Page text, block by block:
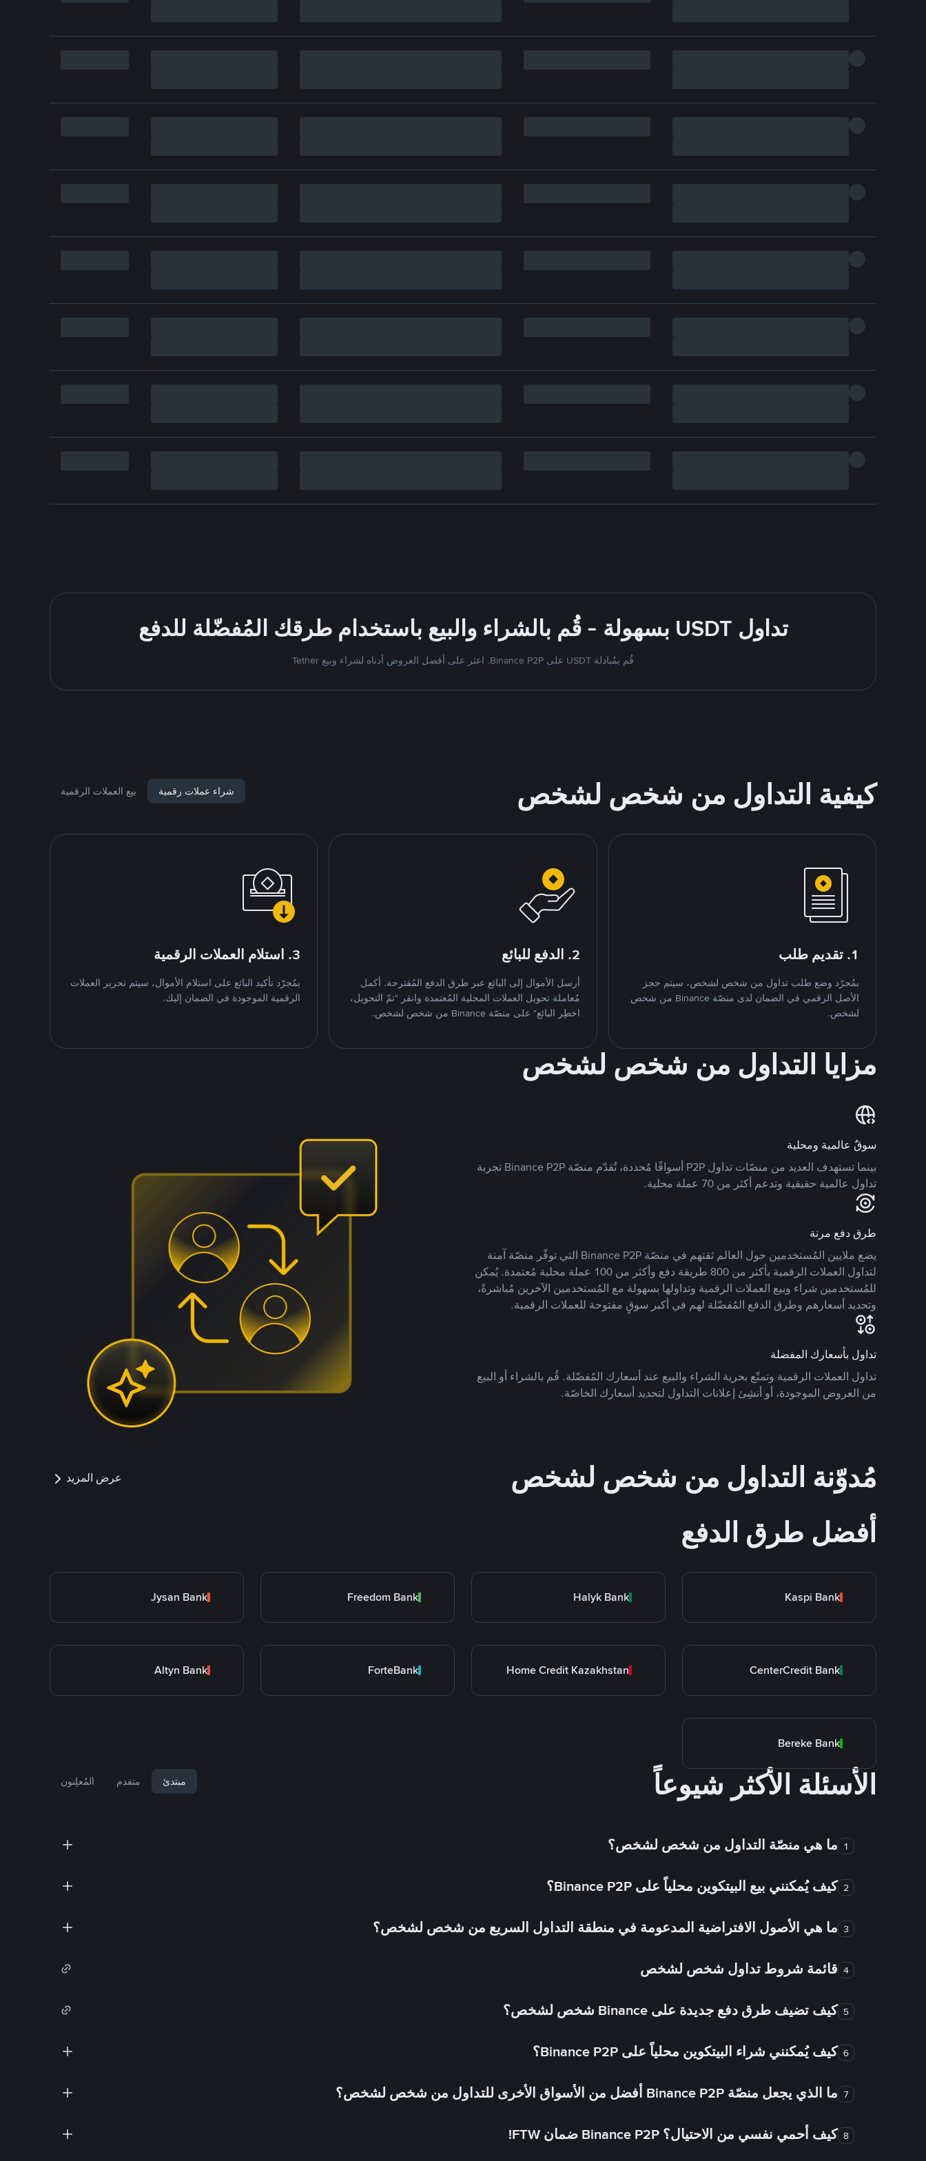
تداول USDT بسهولة - قُم بالشراء والبيع باستخدام طرقك المُفضّلة للدفع
قُم بمُبادلة USDT على Binance P2P. اعثر على أفضل العروض أدناه لشراء وبيع Tether
كيفية التداول من شخص لشخص شراء عملات رقمية بيع العملات الرقمية
1. تقديم طلب
بمُجرّد وضع طلب تداول من شخص لشخص، سيتم حجز
الأصل الرقمي في الضمان لدى منصّة Binance من شخص
لشخص.
2. الدفع للبائع
أرسل الأموال إلى البائع عبر طرق الدفع المُقترحة. أكمل
مُعاملة تحويل العملات المحلية المُعتمدة وانقر "تمّ التحويل،
اخطِر البائع" على منصّة Binance من شخص لشخص.
3. استلام العملات الرقمية
بمُجرّد تأكيد البائع على استلام الأموال، سيتم تحرير العملات
الرقمية الموجودة في الضمان إليك.
مزايا التداول من شخص لشخص
سوقٌ عالمية ومحلية
بينما تستهدف العديد من منصّات تداول P2P أسواقًا مُحددة، تُقدّم منصّة Binance P2P تجربة
تداول عالمية حقيقية وتدعم أكثر من 70 عملة محلية.
طرق دفع مرنة
يضع ملايين المُستخدمين حول العالم ثقتهم في منصّة Binance P2P التي توفّر منصّة آمنة
لتداول العملات الرقمية بأكثر من 800 طريقة دفع وأكثر من 100 عملة محلية مُعتمدة. يُمكن
للمُستخدمين شراء وبيع العملات الرقمية وتداولها بسهولة مع المُستخدمين الآخرين مُباشرةً،
وتحديد أسعارهم وطرق الدفع المُفضّلة لهم في أكبر سوقٍ مفتوحة للعملات الرقمية.
تداول بأسعارك المفضلة
تداول العملات الرقمية وتمتّع بحرية الشراء والبيع عند أسعارك المُفضّلة. قُم بالشراء أو البيع
من العروض الموجودة، أو أنشِئ إعلانات التداول لتحديد أسعارك الخاصّة.
مُدوّنة التداول من شخص لشخص عرض المزيد
أفضل طرق الدفع
Kaspi Bank
Halyk Bank
Freedom Bank
Jysan Bank
CenterCredit Bank
Home Credit Kazakhstan
ForteBank
Altyn Bank
Bereke Bank
الأسئلة الأكثر شيوعاً مبتدئ متقدم المُعلِنون
1 ما هي منصّة التداول من شخص لشخص؟
2 كيف يُمكنني بيع البيتكوين محلياً على Binance P2P؟
3 ما هي الأصول الافتراضية المدعومة في منطقة التداول السريع من شخص لشخص؟
4 قائمة شروط تداول شخص لشخص
5 كيف تضيف طرق دفع جديدة على Binance شخص لشخص؟
6 كيف يُمكنني شراء البيتكوين محلياً على Binance P2P؟
7 ما الذي يجعل منصّة Binance P2P أفضل من الأسواق الأخرى للتداول من شخص لشخص؟
8 كيف أحمي نفسي من الاحتيال؟ Binance P2P ضمان FTW!